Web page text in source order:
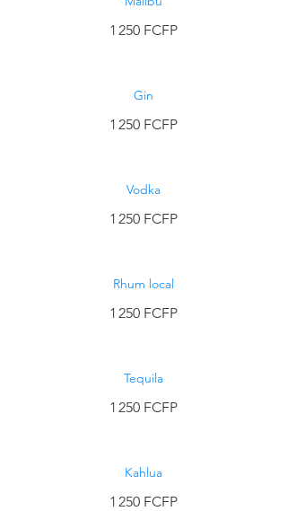
1 250 FCFP
Gin
1 250 FCFP
Vodka
1 250 FCFP
Rhum local
1 250 FCFP
Tequila
1 250 FCFP
Kahlua
1 250 FCFP